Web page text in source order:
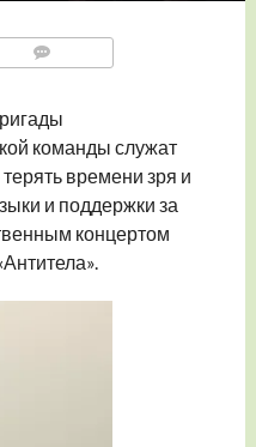
команды служат
времени зря и
и поддержки за
концертом